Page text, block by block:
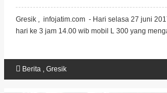
Gresik , infojatim.com - Hari selasa 27 juni
hari ke 3 jam 14.00 wib mobil L 300 yang
Berita, Gresik